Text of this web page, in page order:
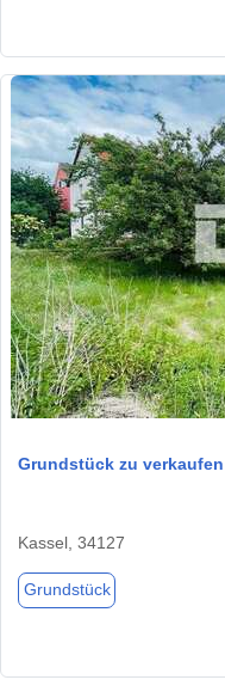
Grundstück zu verkaufen
Kassel, 34127
Grundstück